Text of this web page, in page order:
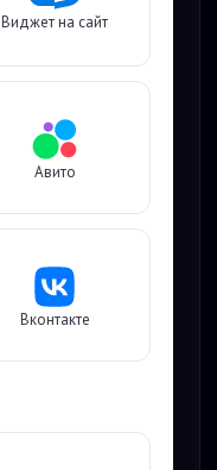
Виджет на сайт
Авито
Вконтакте